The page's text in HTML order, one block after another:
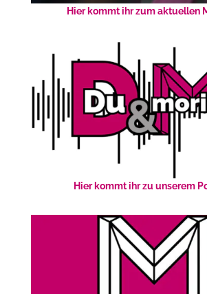
Hier kommt ihr zum aktuellen
Hier kommt ihr zu unserem